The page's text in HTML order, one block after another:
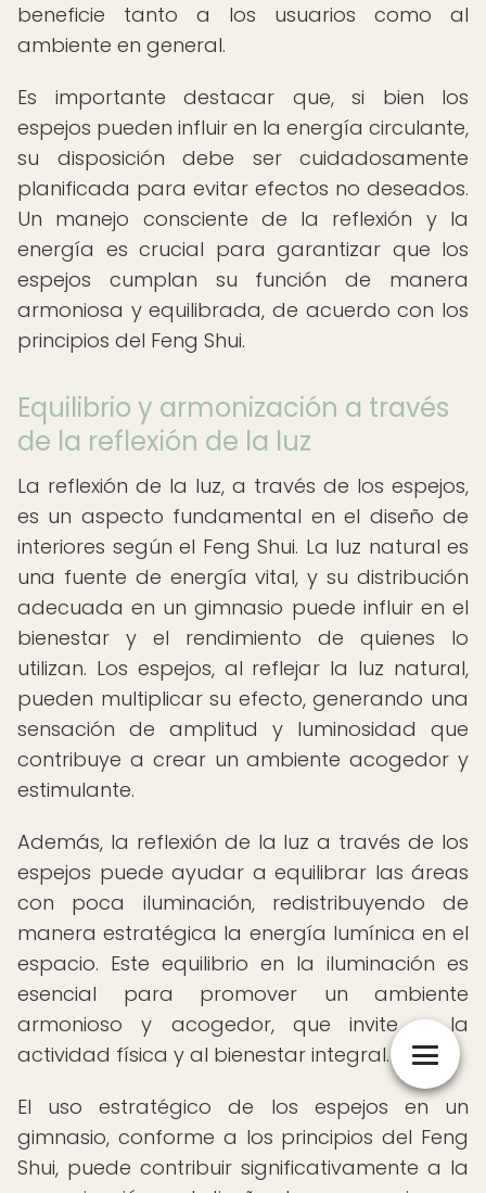
beneficie tanto a los usuarios como al
ambiente en general.
Es importante destacar que, si bien los
espejos pueden influir en la energía circulante,
su disposición debe ser cuidadosamente
planificada para evitar efectos no deseados.
Un manejo consciente de la reflexión y la
energía es crucial para garantizar que los
espejos cumplan su función de manera
armoniosa y equilibrada, de acuerdo con los
principios del Feng Shui.
Equilibrio y armonización a través
de la reflexión de la luz
La reflexión de la luz, a través de los espejos,
es un aspecto fundamental en el diseño de
interiores según el Feng Shui. La luz natural es
una fuente de energía vital, y su distribución
adecuada en un gimnasio puede influir en el
bienestar y el rendimiento de quienes lo
utilizan. Los espejos, al reflejar la luz natural,
pueden multiplicar su efecto, generando una
sensación de amplitud y luminosidad que
contribuye a crear un ambiente acogedor y
estimulante.
Además, la reflexión de la luz a través de los
espejos puede ayudar a equilibrar las áreas
con poca iluminación, redistribuyendo de
manera estratégica la energía lumínica en el
espacio. Este equilibrio en la iluminación es
esencial para promover un ambiente
armonioso y acogedor, que invite a la
actividad física y al bienestar integral.
El uso estratégico de los espejos en un
gimnasio, conforme a los principios del Feng
Shui, puede contribuir significativamente a la